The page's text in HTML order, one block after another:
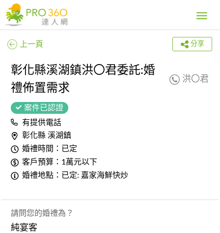
Toggle
上一頁 分享
彰化縣溪湖鎮洪〇君委託:婚
禮佈置需求
洪〇君
案件已認證
有提供電話
彰化縣 溪湖鎮
婚禮時間：已定
客戶預算：1萬元以下
婚禮地點：已定: 嘉家海鮮快炒
請問您的婚禮為？
純宴客